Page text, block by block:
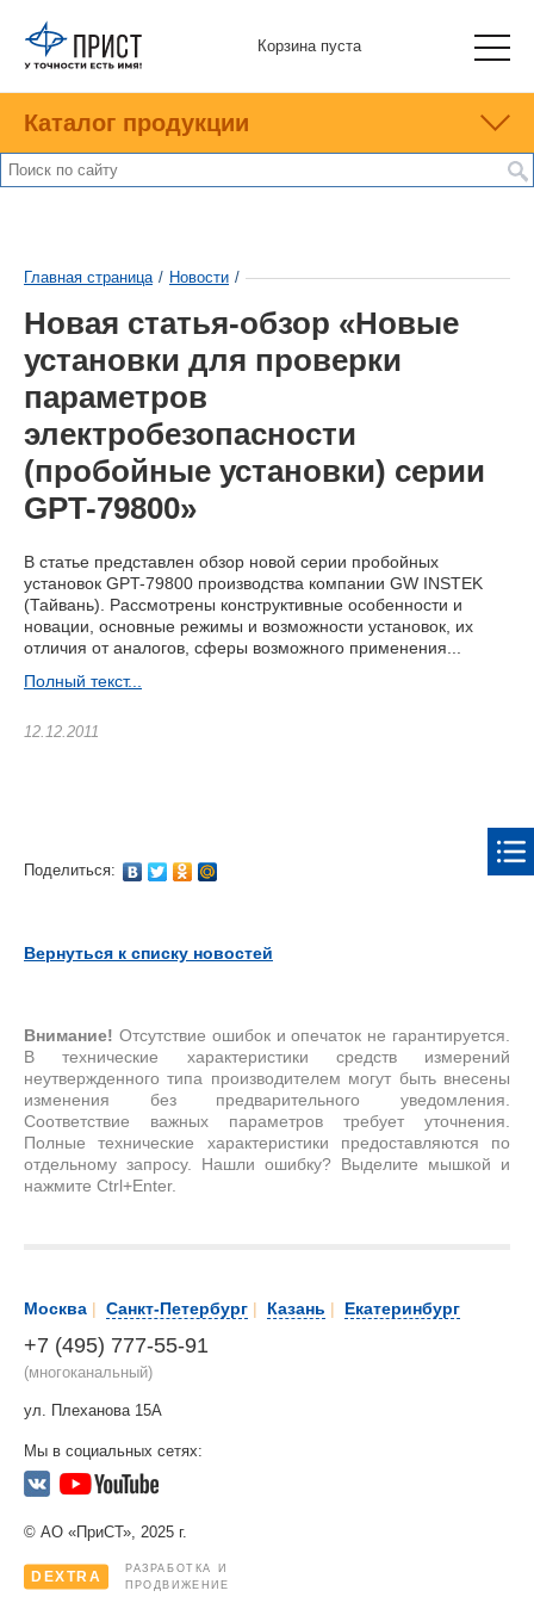
Корзина пуста
Каталог продукции
Главная страница / Новости /
Новая статья-обзор «Новые
установки для проверки
параметров
электробезопасности
(пробойные установки) серии
GPT-79800»
В статье представлен обзор новой серии пробойных
установок GPT-79800 производства компании GW INSTEK
(Тайвань). Рассмотрены конструктивные особенности и
новации, основные режимы и возможности установок, их
отличия от аналогов, сферы возможного применения...
Полный текст...
12.12.2011
Поделиться:
Вернуться к списку новостей
Внимание! Отсутствие ошибок и опечаток не гарантируется.
В технические характеристики средств измерений
неутвержденного типа производителем могут быть внесены
изменения без предварительного уведомления.
Соответствие важных параметров требует уточнения.
Полные технические характеристики предоставляются по
отдельному запросу. Нашли ошибку? Выделите мышкой и
нажмите Ctrl+Enter.
Москва | Санкт-Петербург | Казань | Екатеринбург
+7 (495) 777-55-91
(многоканальный)
ул. Плеханова 15А
Мы в социальных сетях:
© АО «ПриСТ», 2025 г.
DEXTRA
РАЗРАБОТКА И
ПРОДВИЖЕНИЕ